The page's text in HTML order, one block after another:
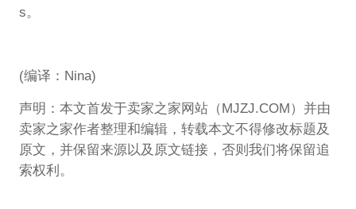
s。
(编译：Nina)
声明：本文首发于卖家之家网站（MJZJ.COM）并由
卖家之家作者整理和编辑，转载本文不得修改标题及
原文，并保留来源以及原文链接，否则我们将保留追
索权利。